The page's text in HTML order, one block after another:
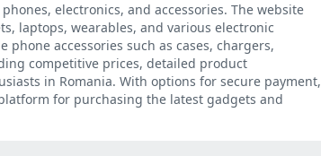
electronics, and accessories. The website
laptops, wearables, and various electronic
accessories such as cases, chargers,
competitive prices, detailed product
in Romania. With options for secure payment,
for purchasing the latest gadgets and